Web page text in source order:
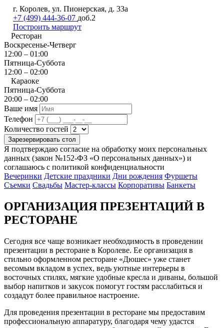
г. Королев, ул. Пионерская, д. 33а
+7 (499) 444-36-07 доб.2
Построить маршрут
Ресторан
Воскресенье-Четверг
12:00 – 01:00
Пятница-Суббота
12:00 – 02:00
Караоке
Пятница-Суббота
20:00 – 02:00
Ваше имя
Телефон
Количество гостей
Зарезервировать стол
Я подтверждаю согласие на обработку моих персональных
данных (закон №152-ФЗ «О персональных данных») и
соглашаюсь с политикой конфиденциальности
Вечеринки Детские праздники Дни рождения Фуршеты
Съемки Свадьбы Мастер-классы Корпоративы Банкеты
ОРГАНИЗАЦИЯ ПРЕЗЕНТАЦИЙ В
РЕСТОРАНЕ
Сегодня все чаще возникает необходимость в проведении
презентации в ресторане в Королеве. Ее организация в
стильно оформленном ресторане «Дюшес» уже станет
весомым вкладом в успех, ведь уютные интерьеры в
восточных стилях, мягкие удобные кресла и диваны, большой
выбор напитков и закусок помогут гостям расслабиться и
создадут более правильное настроение.
Для проведения презентации в ресторане мы предоставим
профессиональную аппаратуру, благодаря чему удастся